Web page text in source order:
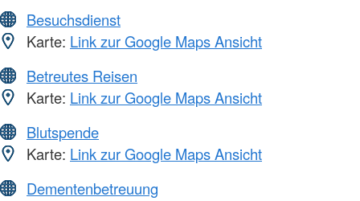
Besuchsdienst
Karte: Link zur Google Maps Ansicht
Betreutes Reisen
Karte: Link zur Google Maps Ansicht
Blutspende
Karte: Link zur Google Maps Ansicht
Dementenbetreuung